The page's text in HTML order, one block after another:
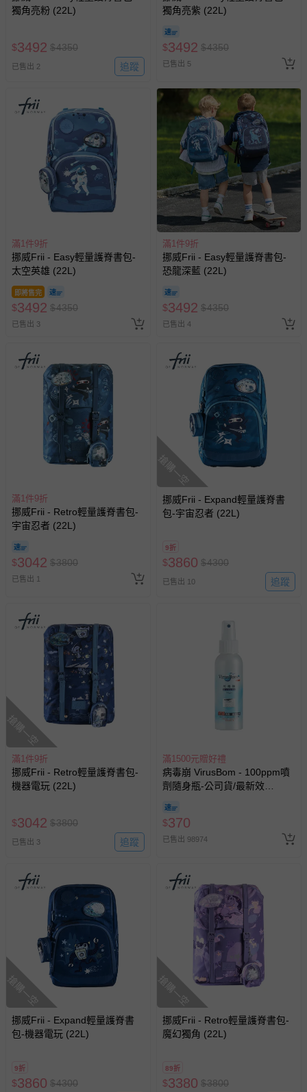
獨角亮粉 (22L)
$3492 $4350
已售出 2 追蹤
獨角亮紫 (22L)
$3492 $4350
已售出 5
滿1件9折
挪威Frii - Easy輕量護脊書包-
太空英雄 (22L)
即將售完
$3492 $4350
已售出 3
滿1件9折
挪威Frii - Easy輕量護脊書包-
恐龍深藍 (22L)
$3492 $4350
已售出 4
滿1件9折
挪威Frii - Retro輕量護脊書包-
宇宙忍者 (22L)
$3042 $3800
已售出 1
搶購一空
挪威Frii - Expand輕量護脊書
包-宇宙忍者 (22L)
9折
$3860 $4300
已售出 10 追蹤
搶購一空
滿1件9折
挪威Frii - Retro輕量護脊書包-
機器電玩 (22L)
$3042 $3800
已售出 3 追蹤
滿1500元贈好禮
病毒崩 VirusBom - 100ppm噴
劑隨身瓶-公司貨/最新效
$370
已售出 98974
搶購一空
挪威Frii - Expand輕量護脊書
包-機器電玩 (22L)
9折
$3860 $4300
搶購一空
挪威Frii - Retro輕量護脊書包-
魔幻獨角 (22L)
89折
$3380 $3800